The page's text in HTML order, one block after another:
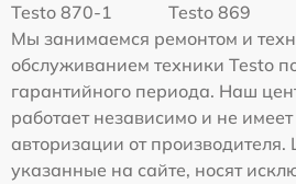
Testo 870-1
Testo 869
Мы занимаемся ремонтом и
обслуживанием техники Testo
гарантийного периода. Наш
работает независимо и не
авторизации от
указанные на сайте, носят